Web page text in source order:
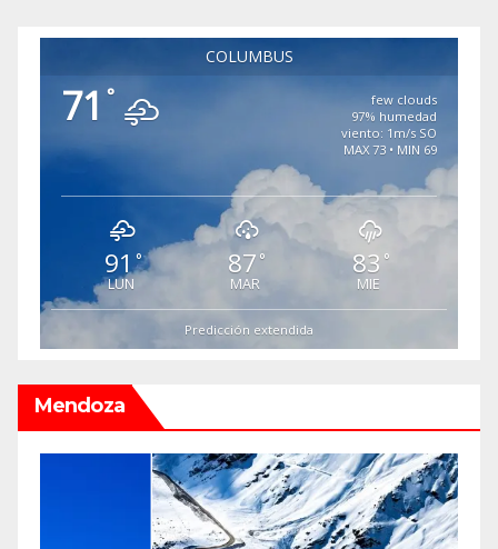
COLUMBUS
71 °
few clouds
97% humedad
viento: 1m/s SO
MAX 73 • MIN 69
91°
LUN
87 °
MAR
83 °
MIE
Predicción extendida
Mendoza